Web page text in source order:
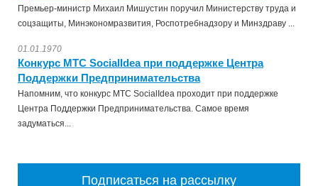
Премьер-министр Михаил Мишустин поручил Министерству труда и
соцзащиты, Минэкономразвития, Роспотребнадзору и Минздраву ...
01.01.1970
Конкурс МТС SocialIdea при поддержке Центра
Поддержки Предпринимательства
Напомним, что конкурс МТС SocialIdea проходит при поддержке
Центра Поддержки Предпринимательства. Самое время
задуматься...
Подписаться на рассылку